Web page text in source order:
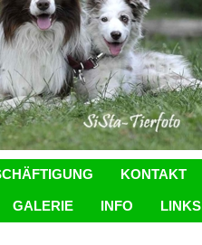
KONTAKT
GALERIE INFO LINKS